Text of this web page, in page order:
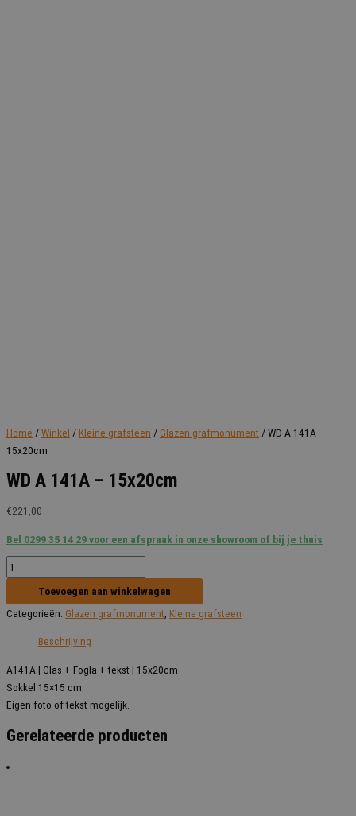
Home /Winkel / Kleine grafsteen / Glazen grafmonument / WD A 141A –
15x20cm
WD A 141A – 15x20cm
€221,00
Bel 0299 35 14 29 voor een afspraak in onze showroom of bij je thuis
WD
A
-
Toevoegen aan winkelwagen
Categorieën: Glazen grafmonument Kleine grafsteen
Beschrijving
A141A | Glas + Fogla + tekst | 15x20cm
Sokkel 15×15 cm.
Eigen foto of tekst mogelijk.
Gerelateerde producten